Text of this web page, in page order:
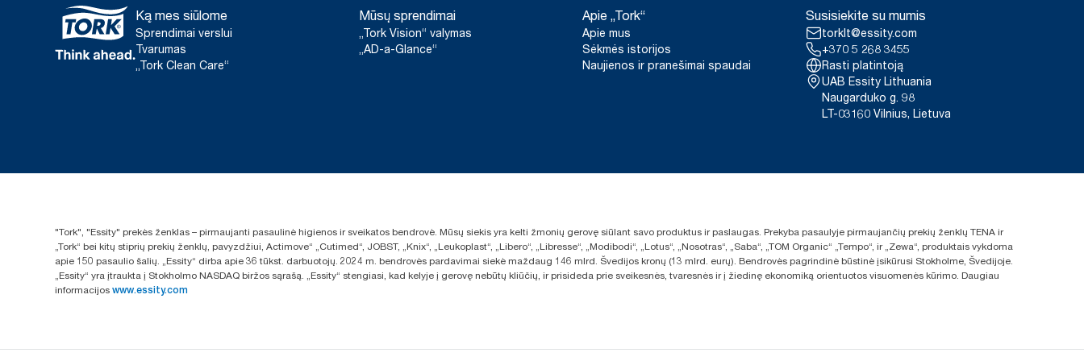
gb/9VIUDN.
Tai „Tork Xpress® Multifold“ (H2) Europai skirtų užpildų asortimento duomenys vienam
vartotojui. Remiantis trečiosios šalies peržiūrėtais gyvavimo ciklo vertinimais (LCA), apimančiais
visų kokybės lygių užpildus ir vartojimo duomenis. Kadangi šie duomenys yra sistemos vidurkis,
jie nėra skirti naudoti teikiant anglies dioksido ataskaitas apie konkrečius gaminius ir suvartojimą.
Vidutiniškai, palyginti su visų „Tork Xpress® Multifold“ (H2) užpildų anglies dioksido pėdsako
Naudojant kartu su gaminiais 100297, 120289, 150299, 100888, 100889 ir 120454
Švedijos reumato asociacijos sertifikuoti gaminiai.
Ką mes siūlome
Sprendimai verslui
Tvarumas
„Tork Clean Care“
Mūsų sprendimai
„Tork Vision“ valymas
„AD-a-Glance“
Apie „Tork“
Apie mus
Sėkmės istorijos
Naujienos ir pranešimai spaudai
Susisiekite su mumis
torklt@essity.com
+370 5 268 3455
Rasti platintoją
UAB Essity Lithuania
Naugarduko g. 98
LT-03160 Vilnius, Lietuva
"Tork", "Essity" prekės ženklas – pirmaujanti pasaulinė higienos ir sveikatos bendrovė. Mūsų siekis yra kelti žmonių gerovę siūlant savo produktus ir paslaugas. Prekyba pasaulyje pirmaujančių prekių ženklų TENA ir
„Tork“ bei kitų stiprių prekių ženklų, pavyzdžiui, Actimove“ „Cutimed“, JOBST, „Knix“, „Leukoplast“, „Libero“, „Libresse“, „Modibodi“, „Lotus“, „Nosotras“, „Saba“, „TOM Organic“ „Tempo“, ir „Zewa“, produktais vykdoma
apie 150 pasaulio šalių. „Essity“ dirba apie 36 tūkst. darbuotojų. 2024 m. bendrovės pardavimai siekė maždaug 146 mlrd. Švedijos kronų (13 mlrd. eurų). Bendrovės pagrindinė būstinė įsikūrusi Stokholme, Švedijoje.
„Essity“ yra įtraukta į Stokholmo NASDAQ biržos sąrašą. „Essity“ stengiasi, kad kelyje į gerovę nebūtų kliūčių, ir prisideda prie sveikesnės, tvaresnės ir į žiedinę ekonomiką orientuotos visuomenės kūrimo. Daugiau
informacijos www.essity.com